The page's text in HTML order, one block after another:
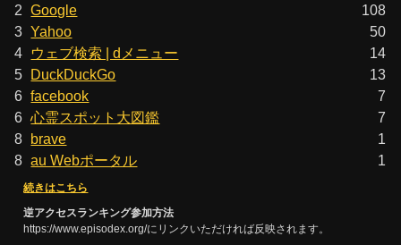
2 Google
108
3 Yahoo
50
4
ウェブ検索 | dメニュー
14
5 DuckDuckGo
13
6 facebook
7
6 心霊スポット大図鑑
7
8 brave
1
8 au Webポータル 1
続きはこちら
逆アクセスランキング参加方法
https://www.episodex.org/にリンクいただければ反映されます。